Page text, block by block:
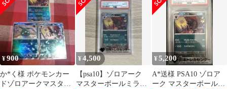
¥900
か*く様 ポケモンカー
ドゾロアークマスター
¥4,500
【psa10】ゾロアーク
マスターボールミラー
¥5,200
A*送様 PSA10 ゾロア
ーク マスターボールミ